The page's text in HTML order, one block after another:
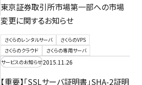
東京証券取引所市場第一部への市場
変更に関するお知らせ
さくらのレンタルサーバ
さくらのVPS
さくらのクラウド
さくらの専用サーバ
サービスのお知らせ2015.11.26
【重要】「SSLサーバ証明書」SHA-2証明